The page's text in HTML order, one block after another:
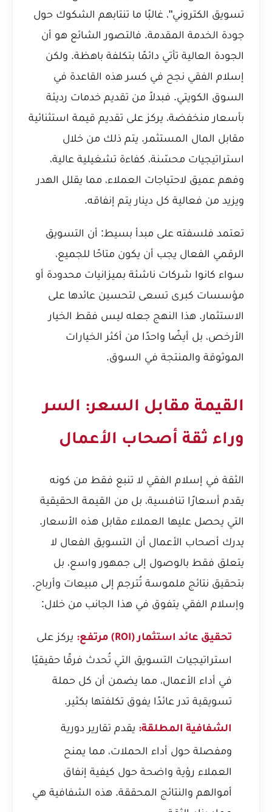
تسويق الكتروني"، غالبًا ما تنتابهم الشكوك حول
جودة الخدمة المقدمة. فالتصور الشائع هو أن
الجودة العالية تأتي دائمًا بتكلفة باهظة. ولكن
إسلام الفقي نجح في كسر هذه القاعدة في
السوق الكويتي. فبدلاً من تقديم خدمات رديئة
بأسعار منخفضة، يركز على تقديم قيمة استثنائية
مقابل المال المستثمر. يتم ذلك من خلال
استراتيجيات محسّنة، كفاءة تشغيلية عالية،
وفهم عميق لاحتياجات العملاء، مما يقلل الهدر
ويزيد من فعالية كل دينار يتم إنفاقه.
تعتمد فلسفته على مبدأ بسيط: أن التسويق
الرقمي الفعال يجب أن يكون متاحًا للجميع،
سواء كانوا شركات ناشئة بميزانيات محدودة أو
مؤسسات كبرى تسعى لتحسين عائدها على
الاستثمار. هذا النهج جعله ليس فقط الخيار
الأرخص، بل أيضًا واحدًا من أكثر الخيارات
الموثوقة والمنتجة في السوق.
القيمة مقابل السعر: السر
وراء ثقة أصحاب الأعمال
الثقة في إسلام الفقي لا تنبع فقط من كونه
يقدم أسعارًا تنافسية، بل من القيمة الحقيقية
التي يحصل عليها العملاء مقابل هذه الأسعار.
يدرك أصحاب الأعمال أن التسويق الفعال لا
يتعلق فقط بالوصول إلى جمهور واسع، بل
بتحقيق نتائج ملموسة تُترجم إلى مبيعات وأرباح.
وإسلام الفقي يتفوق في هذا الجانب من خلال:
تحقيق عائد استثمار (ROI) مرتفع:
يركز على
استراتيجيات التسويق التي تُحدث فرقًا حقيقيًا
في أداء الأعمال، مما يضمن أن كل حملة
تسويقية تدر عائدًا يفوق تكلفتها بكثير.
الشفافية المطلقة: يقدم تقارير دورية
ومفصلة حول أداء الحملات، مما يمنح
العملاء رؤية واضحة حول كيفية إنفاق
أموالهم والنتائج المحققة. هذه الشفافية هي